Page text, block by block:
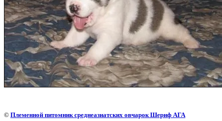
© Племенной питомник среднеазиатских овчарок Шериф АГА